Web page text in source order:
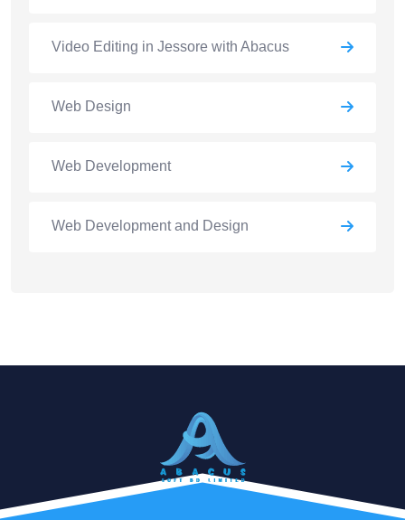
Video Editing in Jessore with Abacus
Web Design
Web Development
Web Development and Design